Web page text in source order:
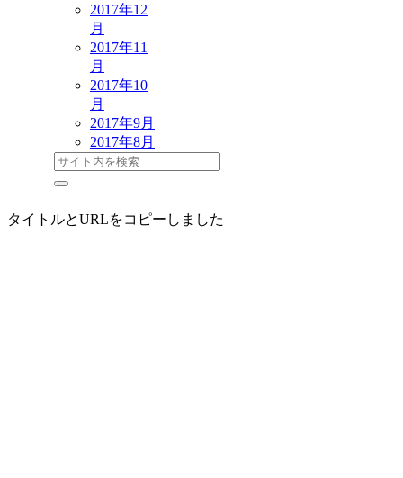
2017年12
月
2017年11
月
2017年10
月
2017年9月
2017年8月
タイトルとURLをコピーしました